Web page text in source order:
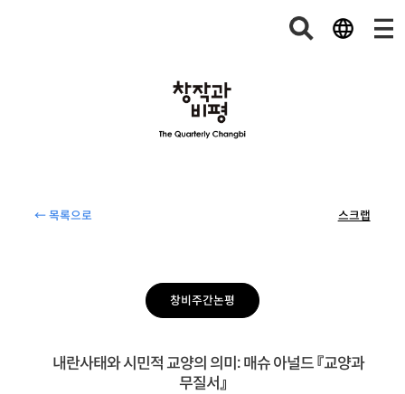
← 목록으로 스크랩
창비주간논평
내란사태와 시민적 교양의 의미: 매슈 아널드 『교양과
무질서』